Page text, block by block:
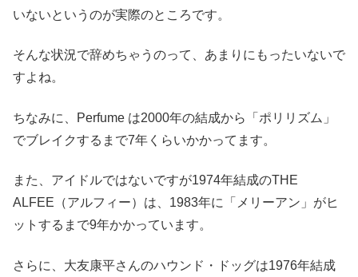
いないというのが実際のところです。
そんな状況で辞めちゃうのって、あまりにもったいないで
すよね。
ちなみに、Perfume は2000年の結成から「ポリリズム」
でブレイクするまで7年くらいかかってます。
また、アイドルではないですが1974年結成のTHE
ALFEE（アルフィー）は、1983年に「メリーアン」がヒ
ットするまで9年かかっています。
さらに、大友康平さんのハウンド・ドッグは1976年結成